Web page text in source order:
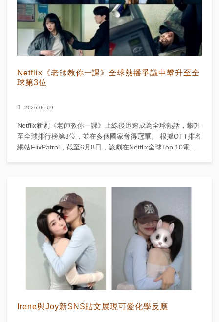
Netflix《老師教你一課》全球熱播爭議中攀升至全
球第3位
2026-06-09
Netflix新劇《老師教你一課》上線後迅速成為全球熱話，攀升
至全球排行榜第3位，並在多個國家奪得冠軍。 根據OTT排名
網站FlixPatrol，截至6月8日，該劇在Netflix全球Top 10電視
Irene與Joy新SNS貼文展現可愛化學反應